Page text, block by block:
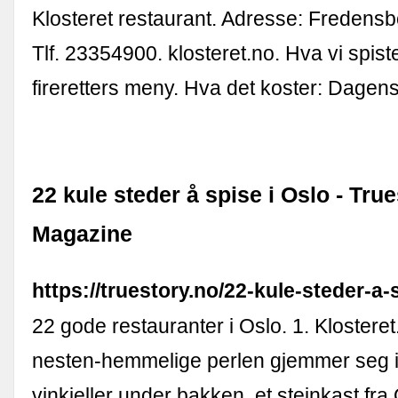
Klosteret restaurant. Adresse:
Tlf. 23354900. klosteret.no. Hva vi
fireretters meny. Hva det koster:
22 kule steder å spise i Oslo -
Magazine
https://truestory.no/22-kule-steder-a-
22 gode restauranter i Oslo. 1.
nesten-hemmelige perlen gjemmer seg